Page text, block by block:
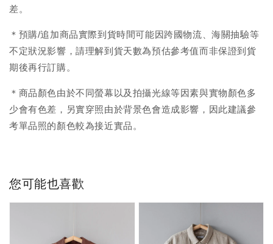
差。
＊預購/追加商品實際到貨時間可能因跨國物流、海關抽驗等
不定狀況影響，請理解到貨天數為預估參考值而非保證到貨
期後再行訂購。
＊商品顏色由於不同螢幕以及拍攝光線等因素與實物顏色多
少會有色差，另實穿照由於背景色會造成影響，因此建議參
考單品照的顏色較為接近實品。
您可能也喜歡